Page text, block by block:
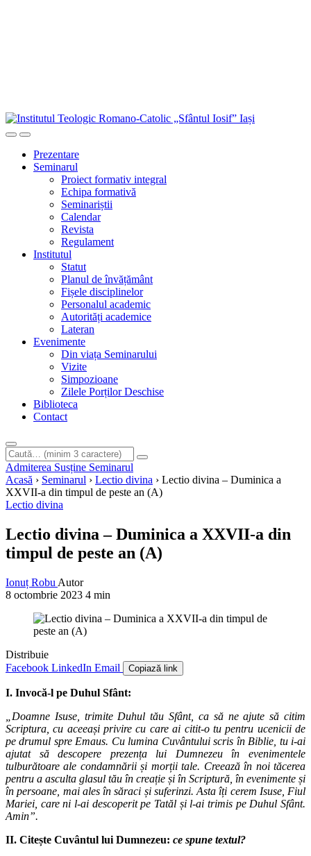
Prezentare
Seminarul
Proiect formativ integral
Echipa formativă
Seminariștii
Calendar
Revista
Regulament
Institutul
Statut
Planul de învățământ
Fișele disciplinelor
Personalul academic
Autorități academice
Lateran
Evenimente
Din viața Seminarului
Vizite
Simpozioane
Zilele Porților Deschise
Biblioteca
Contact
Caută
pe
site
puțin
3
caractere
a
începe
căutarea.
Admiterea Susține Seminarul
Acasă › Seminarul › Lectio divina › Lectio divina – Duminica a
XXVII-a din timpul de peste an (A)
Lectio divina
Lectio divina – Duminica a XXVII-a din
timpul de peste an (A)
Ionuț Robu Autor
8 octombrie 2023 4 min
Distribuie
Facebook LinkedIn Email Copiază link
I. Invocă-l pe Duhul Sfânt:
„Doamne Isuse, trimite Duhul tău Sfânt, ca să ne ajute să citim
Scriptura, cu aceeași privire cu care ai citit-o tu pentru ucenicii de
pe drumul spre Emaus. Cu lumina Cuvântului scris în Biblie, tu i-ai
ajutat să descopere prezența lui Dumnezeu în evenimentele
tulburătoare ale condamnării și morții tale. Creează în noi tăcerea
pentru a asculta glasul tău în creație și în Scriptură, în evenimente și
în persoane, mai ales în săraci și suferinzi. Asta îți cerem Isuse, Fiul
Mariei, care ni l-ai descoperit pe Tatăl și l-ai trimis pe Duhul Sfânt.
Amin”.
II. Citește Cuvântul lui Dumnezeu: ce spune textul?